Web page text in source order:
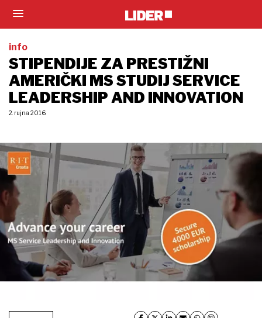
info
STIPENDIJE ZA PRESTIŽNI
AMERIČKI MS STUDIJ SERVICE
LEADERSHIP AND INNOVATION
2. rujna 2016.